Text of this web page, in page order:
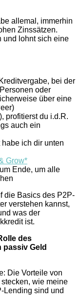
allemal, immerhin
Zinssätzen.
und lohnt sich eine
bei der
oder
über eine
profitierst du i.d.R.
auch ein
ich dir unten
Grow*
Ende, um alle
die Basics des P2P-
verstehen kannst,
was der
ist.
des
passiv Geld
Die Vorteile von
wie meine
Lending sind und